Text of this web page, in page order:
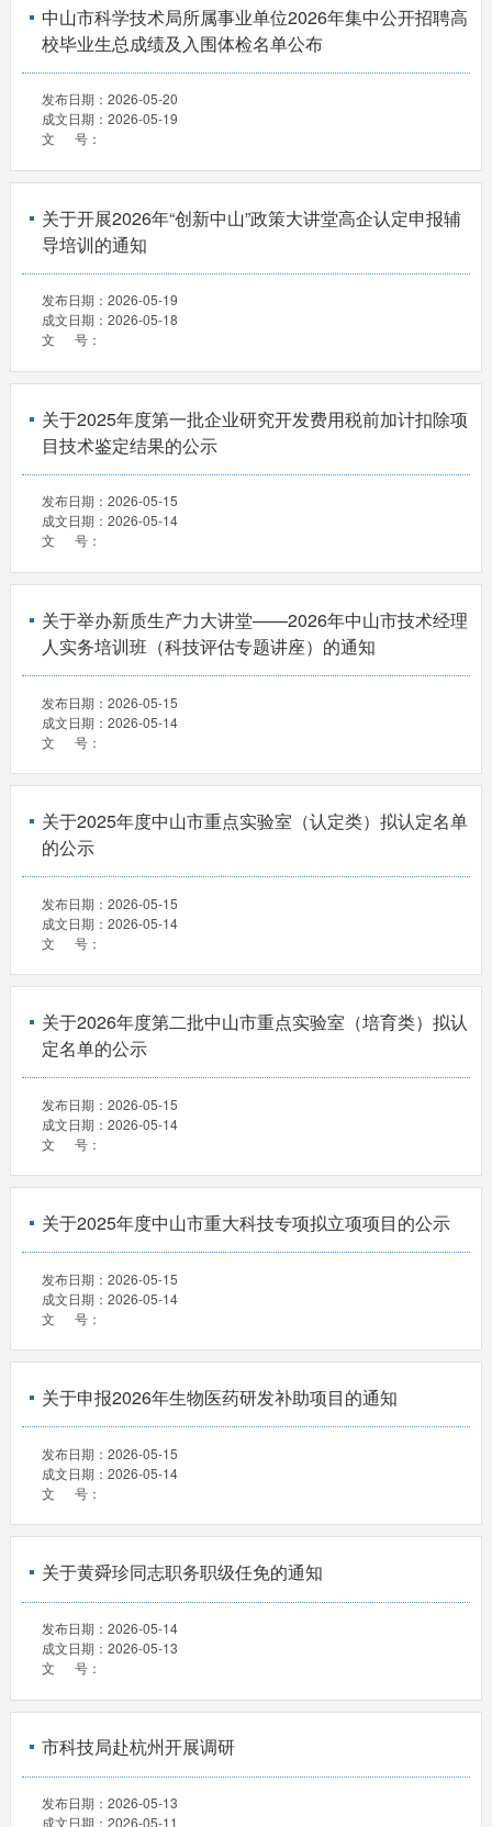
中山市科学技术局所属事业单位2026年集中公开招聘高
校毕业生总成绩及入围体检名单公布
发布日期： 2026-05-20
成文日期： 2026-05-19
文 号：
关于开展2026年“创新中山”政策大讲堂高企认定申报辅
导培训的通知
发布日期： 2026-05-19
成文日期： 2026-05-18
文 号：
关于2025年度第一批企业研究开发费用税前加计扣除项
目技术鉴定结果的公示
发布日期： 2026-05-15
成文日期： 2026-05-14
文 号：
关于举办新质生产力大讲堂——2026年中山市技术经理
人实务培训班（科技评估专题讲座）的通知
发布日期： 2026-05-15
成文日期： 2026-05-14
文 号：
关于2025年度中山市重点实验室（认定类）拟认定名单
的公示
发布日期： 2026-05-15
成文日期： 2026-05-14
文 号：
关于2026年度第二批中山市重点实验室（培育类）拟认
定名单的公示
发布日期： 2026-05-15
成文日期： 2026-05-14
文 号：
关于2025年度中山市重大科技专项拟立项项目的公示
发布日期： 2026-05-15
成文日期： 2026-05-14
文 号：
关于申报2026年生物医药研发补助项目的通知
发布日期： 2026-05-15
成文日期： 2026-05-14
文 号：
关于黄舜珍同志职务职级任免的通知
发布日期： 2026-05-14
成文日期： 2026-05-13
文 号：
市科技局赴杭州开展调研
发布日期： 2026-05-13
成文日期： 2026-05-11